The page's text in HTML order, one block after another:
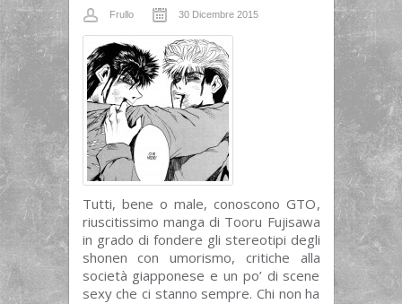
Frullo 30 Dicembre 2015
Tutti, bene o male, conoscono GTO,
riuscitissimo manga di Tooru Fujisawa
in grado di fondere gli stereotipi degli
shonen con umorismo, critiche alla
società giapponese e un po’ di scene
sexy che ci stanno sempre. Chi non ha